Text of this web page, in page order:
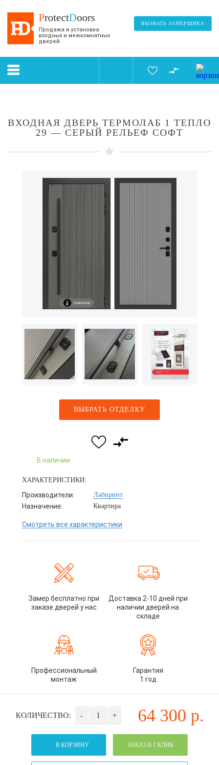
ProtectDoors
Продажа и установка
входных и межкомнатных
дверей
ВЫЗВАТЬ ЗАМЕРЩИКА
ВХОДНАЯ ДВЕРЬ ТЕРМОЛАБ 1 ТЕПЛО
29 — СЕРЫЙ РЕЛЬЕФ СОФТ
ВЫБРАТЬ ОТДЕЛКУ
В наличии
ХАРАКТЕРИСТИКИ:
Производители: Лабиринт
Назначение: Квартира
Смотреть все характеристики
Замер бесплатно при
заказе дверей у нас
Доставка 2-10 дней при
наличии дверей на
складе
Профессиональный
монтаж
Гарантия
1 год
КОЛИЧЕСТВО: - + 64 300 р.
В КОРЗИНУ ЗАКАЗ В 1 КЛИК